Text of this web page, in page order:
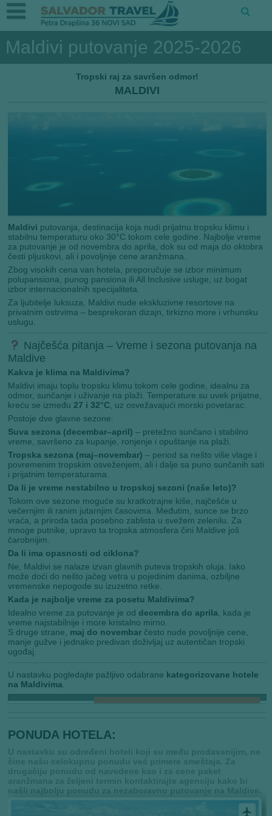
Maldivi putovanje 2025-2026
Tropski raj za savršen odmor!
MALDIVI
Maldivi putovanja, destinacija koja nudi prijatnu tropsku klimu i
stabilnu temperaturu oko 30°C tokom cele godine. Najbolje vreme
za putovanje je od novembra do aprila, dok su od maja do oktobra
česti pljuskovi, ali i povoljnije cene aranžmana.
Zbog visokih cena van hotela, preporučuje se izbor minimum
polupansiona, punog pansiona ili All Inclusive usluge, uz bogat
izbor internacionalnih specijaliteta.
Za ljubitelje luksuza, Maldivi nude ekskluzivne resortove na
privatnim ostrvima – besprekoran dizajn, tirkizno more i vrhunsku
uslugu.
Najčešća pitanja – Vreme i sezona putovanja na
Maldive
Kakva je klima na Maldivima?
Maldivi imaju toplu tropsku klimu tokom cele godine, idealnu za
odmor, sunčanje i uživanje na plaži. Temperature su uvek prijatne,
kreću se između27 i 32°C, uz osvežavajući morski povetarac.
Postoje dve glavne sezone:
Suva sezona (decembar–april) – pretežno sunčano i stabilno
vreme, savršeno za kupanje, ronjenje i opuštanje na plaži.
Tropska sezona (maj–novembar) – period sa nešto više vlage i
povremenim tropskim osveženjem, ali i dalje sa puno sunčanih sati
i prijatnim temperaturama.
Da li je vreme nestabilno u tropskoj sezoni (naše leto)?
Tokom ove sezone moguće su kratkotrajne kiše, najčešće u
večernjim ili ranim jutarnjim časovima. Međutim, sunce se brzo
vraća, a priroda tada posebno zablista u svežem zelenilu. Za
mnoge putnike, upravo ta tropska atmosfera čini Maldive još
čarobnijim.
Da li ima opasnosti od ciklona?
Ne, Maldivi se nalaze izvan glavnih puteva tropskih oluja. Iako
može doći do nešto jačeg vetra u pojedinim danima, ozbiljne
vremenske nepogode su izuzetno retke.
Kada je najbolje vreme za posetu Maldivima?
Idealno vreme za putovanje je od decembra do aprila, kada je
vreme najstabilnije i more kristalno mirno.
S druge strane, maj do novembar često nude povoljnije cene,
manje gužve i jednako predivan doživljaj uz autentičan tropski
ugođaj.
U nastavku pogledajte pažljivo odabrane kategorizovane hotele
na Maldivima.
PONUDA HOTELA:
našli najbolju ponudu za nezaboravno putovanje na Maldive.
airplanemode_active